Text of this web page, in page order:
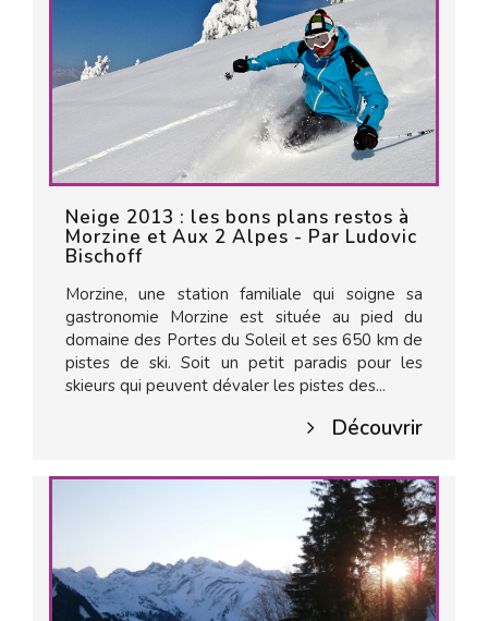
Neige 2013 : les bons plans restos à
Morzine et Aux 2 Alpes - Par Ludovic
Bischoff
Morzine, une station familiale qui soigne sa
gastronomie Morzine est située au pied du
domaine des Portes du Soleil et ses 650 km de
pistes de ski. Soit un petit paradis pour les
skieurs qui peuvent dévaler les pistes des...
Découvrir